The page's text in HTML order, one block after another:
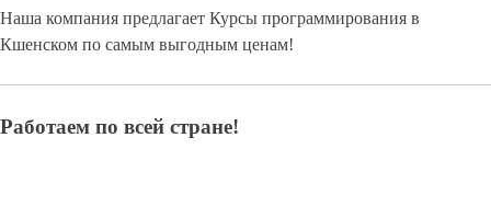
Наша компания предлагает Курсы программирования в
Кшенском по самым выгодным ценам!
Работаем по всей стране!